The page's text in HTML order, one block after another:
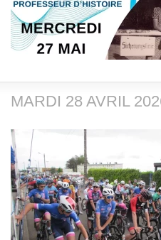
MARDI 28 AVRIL